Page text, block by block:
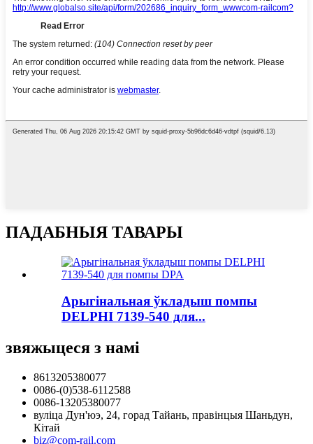
ПАДАБНЫЯ ТАВАРЫ
Арыгінальная ўкладыш помпы
DELPHI 7139-540 для...
звяжыцеся з намі
8613205380077
0086-(0)538-6112588
0086-13205380077
вуліца Дун'юэ, 24, горад Тайань, правінцыя Шаньдун,
Кітай
biz@com-rail.com